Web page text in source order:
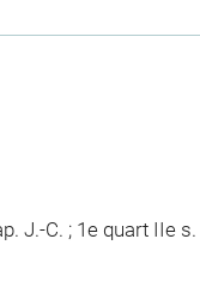
J.-C. ; 1e quart IIe s.